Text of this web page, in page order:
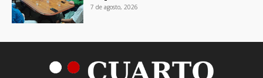
7 de agosto, 2026